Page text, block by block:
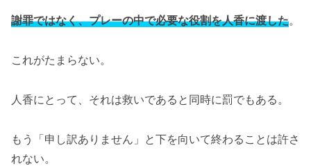
謝罪ではなく、プレーの中で必要な役割を人香に渡した。
これがたまらない。
人香にとって、それは救いであると同時に罰でもある。
もう「申し訳ありません」と下を向いて終わることは許さ
れない。